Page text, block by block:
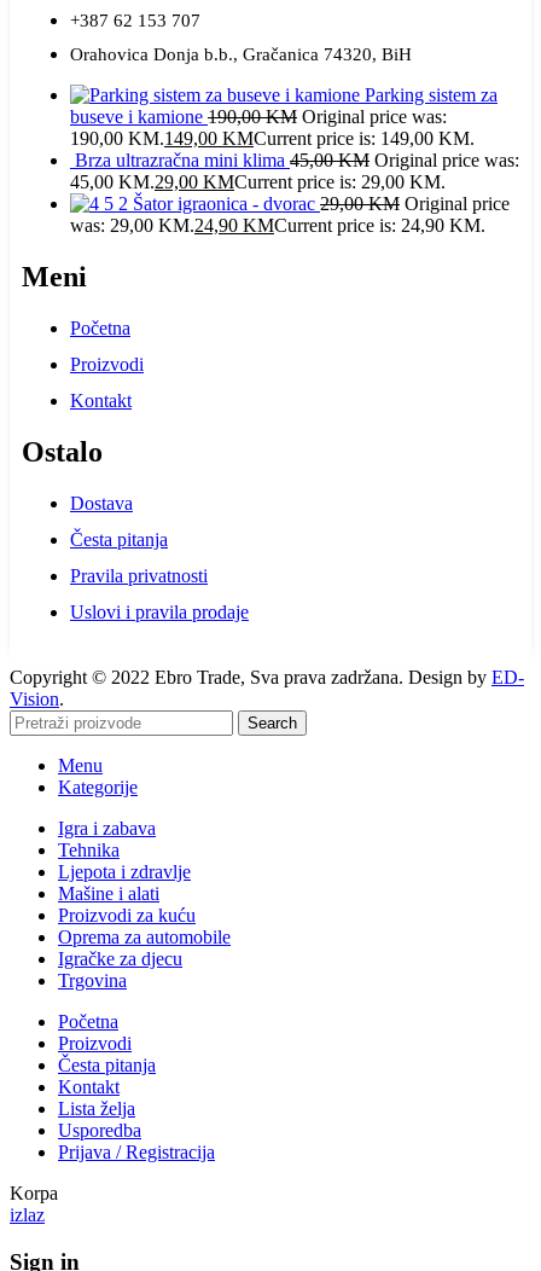
+387 62 153 707
Orahovica Donja b.b., Gračanica 74320, BiH
Parking sistem za
buseve i kamione 190,00KM Original price was:
190,00 KM.149,00 KMCurrent price is: 149,00 KM.
Brza ultrazračna mini klima 45,00KM Original price was:
45,00 KM.29,00 KMCurrent price is: 29,00 KM.
Šator igraonica - dvorac 29,00KM Original price
was: 29,00 KM.24,90 KMCurrent price is: 24,90 KM.
Meni
Početna
Proizvodi
Kontakt
Ostalo
Dostava
Česta pitanja
Pravila privatnosti
Uslovi i pravila prodaje
Copyright © 2022 Ebro Trade, Sva prava zadržana. Design by ED-
Vision.
Search
Menu
Kategorije
Igra i zabava
Tehnika
Ljepota i zdravlje
Mašine i alati
Proizvodi za kuću
Oprema za automobile
Igračke za djecu
Trgovina
Početna
Proizvodi
Česta pitanja
Kontakt
Lista želja
Usporedba
Prijava / Registracija
Korpa
izlaz
Sign in